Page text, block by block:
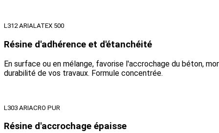
L312 ARIALATEX 500
Résine d'adhérence et d'étanchéité
En surface ou en mélange, favorise l'accrochage du béton,
durabilité de vos travaux. Formule concentrée.
L303 ARIACRO PUR
Résine d'accrochage épaisse